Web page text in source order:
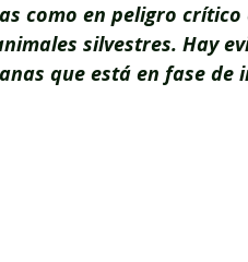
como en peligro
silvestres. Hay
que está en fase de